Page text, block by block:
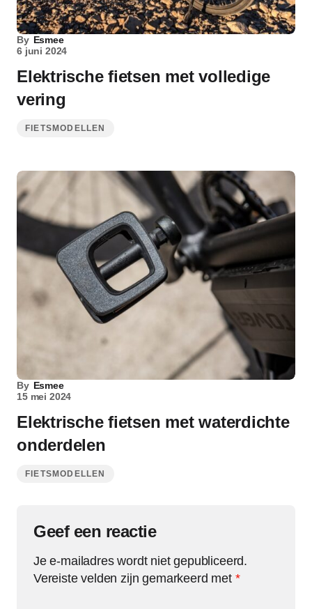
By Esmee
6 juni 2024
Elektrische fietsen met volledige
vering
FIETSMODELLEN
By Esmee
15 mei 2024
Elektrische fietsen met waterdichte
onderdelen
FIETSMODELLEN
Geef een reactie
Je e-mailadres wordt niet gepubliceerd.
Vereiste velden zijn gemarkeerd met *